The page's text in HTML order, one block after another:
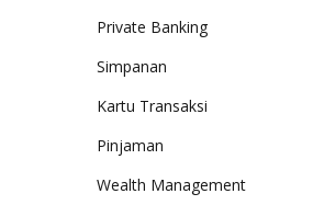
Private Banking
Simpanan
Kartu Transaksi
Pinjaman
Wealth Management